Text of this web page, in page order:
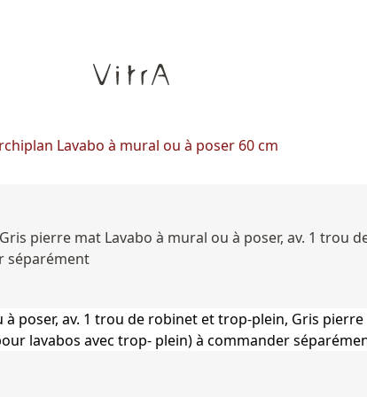
Lavabo à mural ou à poser 60 cm
pierre mat Lavabo à mural ou à poser, av. 1 trou
séparément